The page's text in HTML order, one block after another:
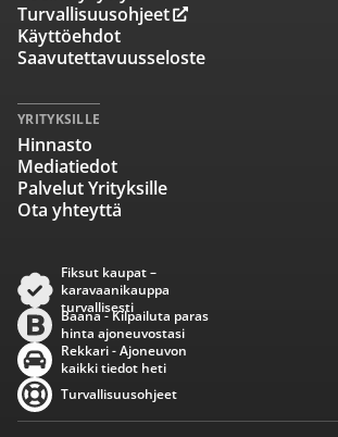
Turvallisuusohjeet
Käyttöehdot
Saavutettavuusseloste
YRITYKSILLE
Hinnasto
Mediatiedot
Palvelut Yrityksille
Ota yhteyttä
Fiksut kaupat –
karavaanikauppa
turvallisesti
Baana - Kilpailuta paras
hinta ajoneuvostasi
Rekkari - Ajoneuvon
kaikki tiedot heti
Turvallisuusohjeet